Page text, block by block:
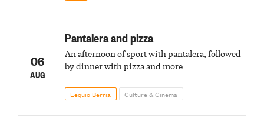
06
AUG
Pantalera and pizza
An afternoon of sport with pantalera, followed
by dinner with pizza and more
Lequio Berria Culture & Cinema